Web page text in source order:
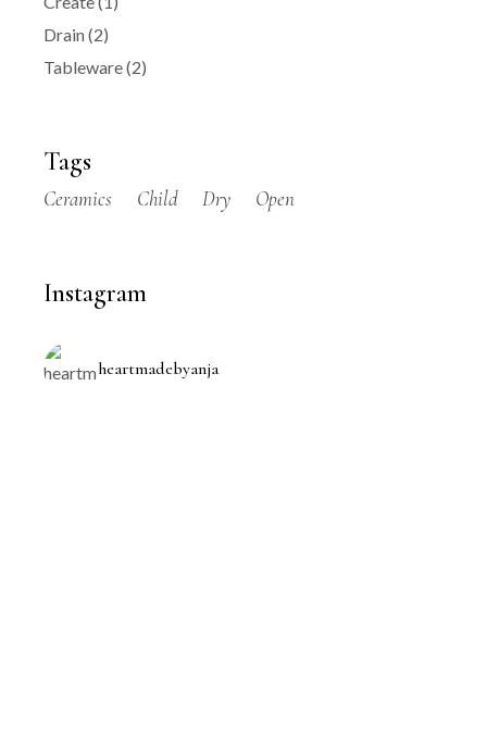
Drain(2)
Tableware(2)
Tags
Ceramics Child Dry Open
Instagram
heartmadebyanja